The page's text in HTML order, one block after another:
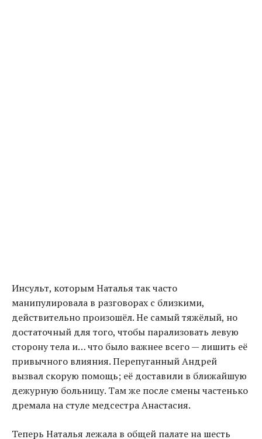
Инсульт, которым Наталья так часто
манипулировала в разговорах с близкими,
действительно произошёл. Не самый тяжёлый, но
достаточный для того, чтобы парализовать левую
сторону тела и… что было важнее всего — лишить её
привычного влияния. Перепуганный Андрей
вызвал скорую помощь; её доставили в ближайшую
дежурную больницу. Там же после смены частенько
дремала на стуле медсестра Анастасия.
Теперь Наталья лежала в общей палате на шесть